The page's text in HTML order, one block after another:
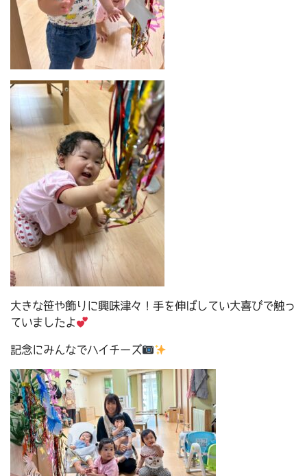
大きな笹や飾りに興味津々！手を伸ばしてい大喜びで触っ
ていましたよ
記念にみんなでハイチーズ